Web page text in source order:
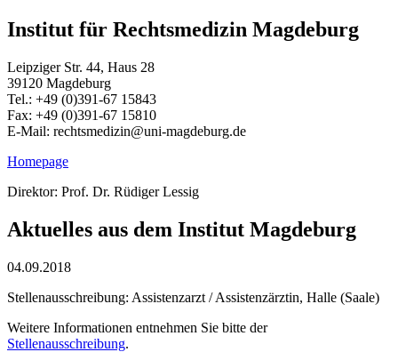
Institut für Rechtsmedizin Magdeburg
Leipziger Str. 44, Haus 28
39120 Magdeburg
Tel.: +49 (0)391-67 15843
Fax: +49 (0)391-67 15810
E-Mail: rechtsmedizin@uni-magdeburg.de
Homepage
Direktor: Prof. Dr. Rüdiger Lessig
Aktuelles aus dem Institut Magdeburg
04.09.2018
Stellenausschreibung: Assistenzarzt / Assistenzärztin, Halle (Saale)
Weitere Informationen entnehmen Sie bitte der
Stellenausschreibung.